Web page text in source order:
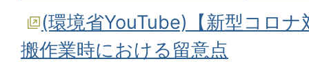
(環境省YouTube)【新型コロ
搬作業時における留意点